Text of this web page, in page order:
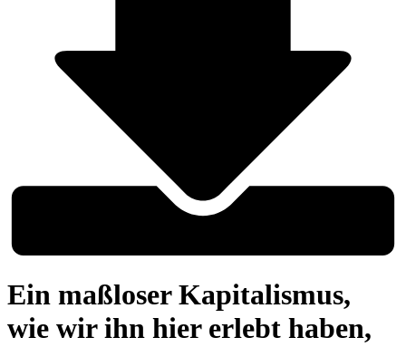
Ein maßloser Kapitalismus,
wie wir ihn hier erlebt haben,